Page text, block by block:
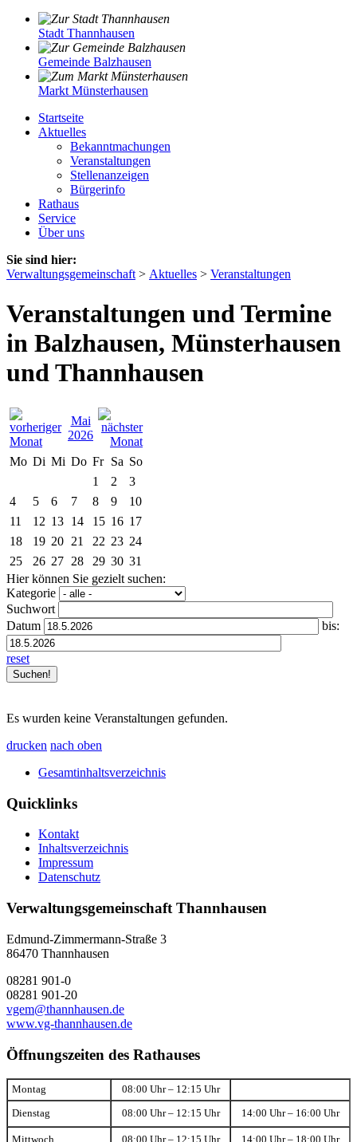
Stadt Thannhausen
Gemeinde Balzhausen
Markt Münsterhausen
Startseite
Aktuelles
Bekanntmachungen
Veranstaltungen
Stellenanzeigen
Bürgerinfo
Rathaus
Service
Über uns
Sie sind hier:
Verwaltungsgemeinschaft > Aktuelles > Veranstaltungen
Veranstaltungen und Termine
in Balzhausen, Münsterhausen
und Thannhausen
Mai
2026
Mo Di Mi Do Fr Sa So
1
2
3
4
5 6 7 8 9
10
11
12 13 14 15 16 17
18
19 20 21 22 23 24
25
26 27 28 29 30 31
Hier können Sie gezielt suchen:
Kategorie
Suchwort
Datum
bis:
reset
Es wurden keine Veranstaltungen gefunden.
drucken nach oben
Gesamtinhaltsverzeichnis
Quicklinks
Kontakt
Inhaltsverzeichnis
Impressum
Datenschutz
Verwaltungsgemeinschaft Thannhausen
Edmund-Zimmermann-Straße 3
86470 Thannhausen
08281 901-0
08281 901-20
vgem@thannhausen.de
www.vg-thannhausen.de
Öffnungszeiten des Rathauses
Montag 08:00 Uhr – 12:15 Uhr
Dienstag 08:00 Uhr – 12:15 Uhr 14:00 Uhr – 16:00 Uhr